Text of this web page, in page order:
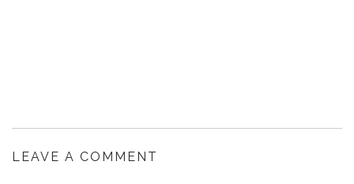
LEAVE A COMMENT